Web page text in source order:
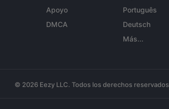
Apoyo
DMCA
Português
Deutsch
Más...
© 2026 Eezy LLC. Todos los derechos reservados